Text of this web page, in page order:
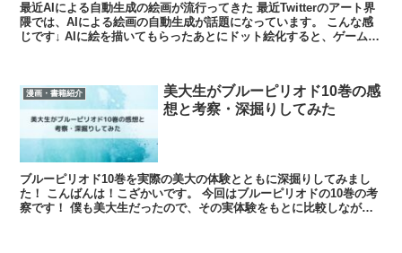
最近AIによる自動生成の絵画が流行ってきた 最近Twitterのアート界
隈では、AIによる絵画の自動生成が話題になっています。 こんな感
じです↓ AIに絵を描いてもらったあとにドット絵化すると、ゲーム画
漫画・書籍紹介
美大生がブルーピリオド10巻の感
想と考察・深掘りしてみた
ブルーピリオド10巻を実際の美大の体験とともに深掘りしてみまし
た！ こんばんは！こざかいです。 今回はブルーピリオドの10巻の考
察です！ 僕も美大生だったので、その実体験をもとに比較しながら